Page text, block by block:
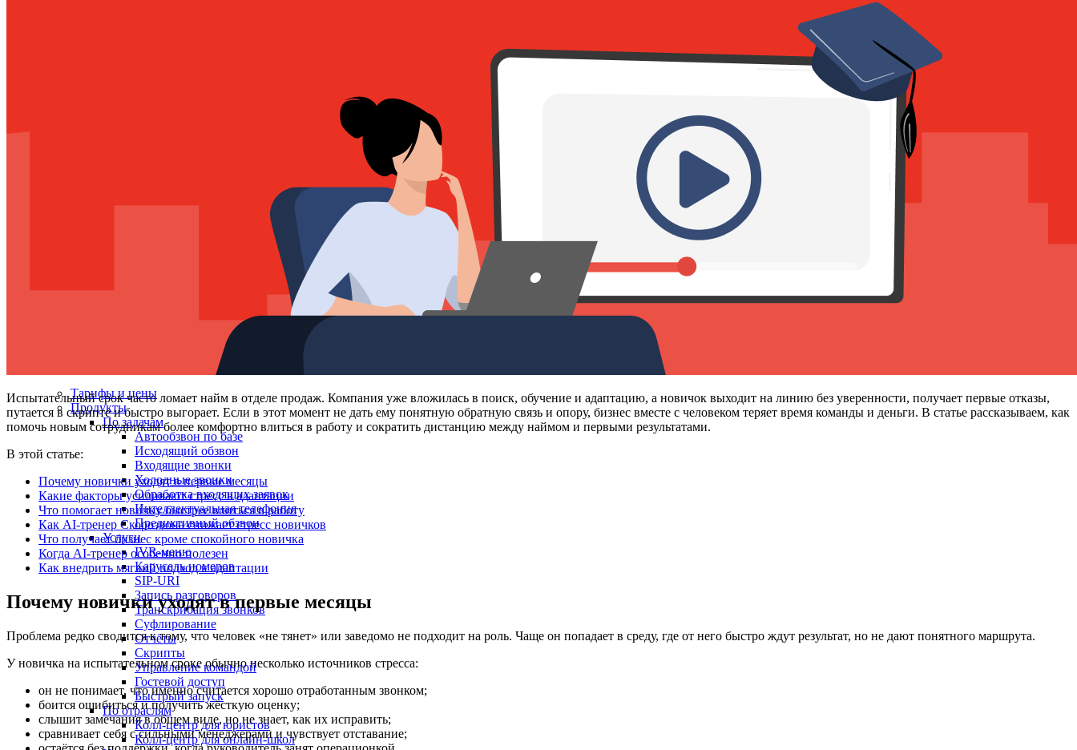
Тарифы и цены
Продукты
По задачам
Автообзвон по базе
Исходящий обзвон
Входящие звонки
Холодные звонки
Обработка входящих заявок
Интеллектуальная телефония
Предиктивный обзвон
Услуги
IVR-меню
Карусель номеров
SIP-URI
Запись разговоров
Транскрибация звонков
Суфлирование
Отчёты
Скрипты
Управление командой
Гостевой доступ
Быстрый запуск
По отраслям
Колл-центр для юристов
Колл-центр для онлайн-школ
Испытательный срок часто ломает найм в отделе продаж. Компания уже вложилась в поиск, обучение и адаптацию, а новичок выходит на линию без уверенности, получает первые отказы,
путается в скрипте и быстро выгорает. Если в этот момент не дать ему понятную обратную связь и опору, бизнес вместе с человеком теряет время команды и деньги. В статье рассказываем, как
помочь новым сотрудникам более комфортно влиться в работу и сократить дистанцию между наймом и первыми результатами.
В этой статье:
Почему новички уходят в первые месяцы
Какие факторы усиливают стресс в адаптации
Что помогает новичку быстрее влиться в работу
Как AI-тренер Скорозвона снижает стресс новичков
Что получает бизнес кроме спокойного новичка
Когда AI-тренер особенно полезен
Как внедрить мягкий подход к адаптации
Почему новички уходят в первые месяцы
Проблема редко сводится к тому, что человек «не тянет» или заведомо не подходит на роль. Чаще он попадает в среду, где от него быстро ждут результат, но не дают понятного маршрута.
У новичка на испытательном сроке обычно несколько источников стресса:
он не понимает, что именно считается хорошо отработанным звонком;
боится ошибиться и получить жёсткую оценку;
слышит замечания в общем виде, но не знает, как их исправить;
сравнивает себя с сильными менеджерами и чувствует отставание;